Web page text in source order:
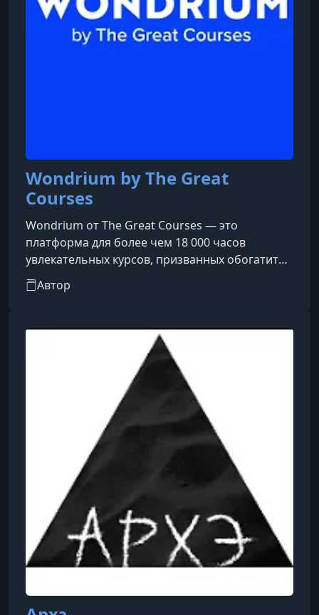
Wondrium by The Great
Courses
Wondrium от The Great Courses — это
платформа для более чем 18 000 часов
увлекательных курсов, призванных обогатить
и улучшить вашу жизнь. Академически
всеобъемлющие и неустанно увлекательные,
протяжении всей жизни встретиться лицом к
лицу с величайшими профессорами мира и
профильными экспертами по самым разным
темам: от науки и истории до философии и
религии, путешествий и профессионального
роста. Всегда без рекл
Автор